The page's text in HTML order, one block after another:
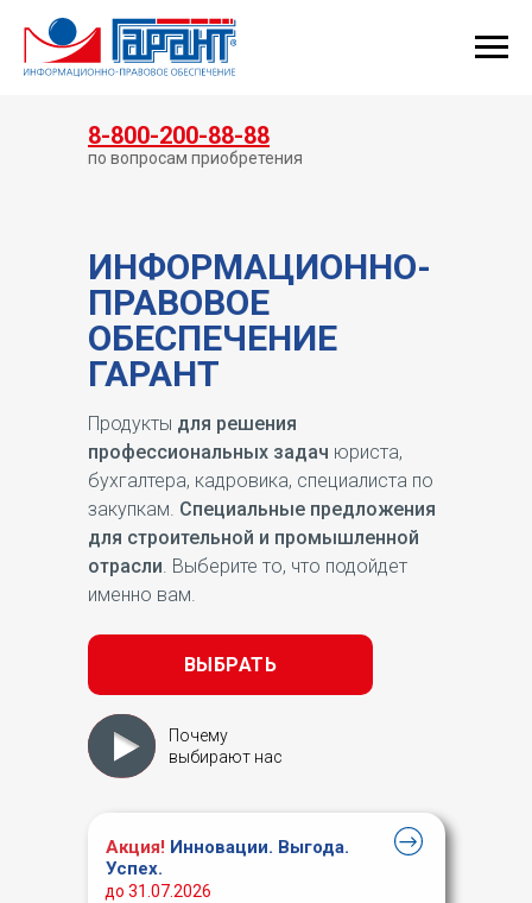
ИНФОРМАЦИОННО-
ПРАВОВОЕ
ОБЕСПЕЧЕНИЕ
ГАРАНТ
Продукты для решения
профессиональных задач юриста,
бухгалтера, кадровика, специалиста по
закупкам. Специальные предложения
для строительной и промышленной
отрасли. Выберите то, что подойдет
именно вам.
ВЫБРАТЬ
Почему
выбирают нас
Акция! Инновации. Выгода.
Успех.
до 31.07.2026
8-800-200-88-88
по вопросам приобретения